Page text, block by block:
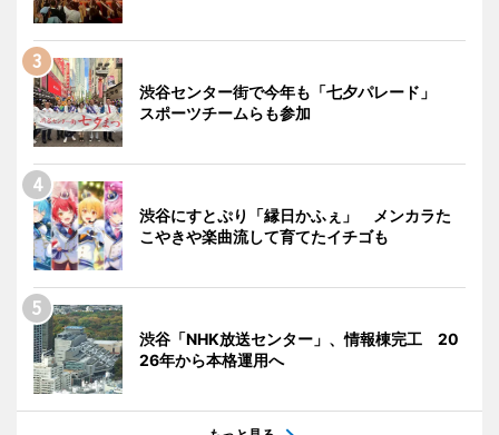
渋谷センター街で今年も「七夕パレード」
スポーツチームらも参加
渋谷にすとぷり「縁日かふぇ」 メンカラた
こやきや楽曲流して育てたイチゴも
渋谷「NHK放送センター」、情報棟完工 20
26年から本格運用へ